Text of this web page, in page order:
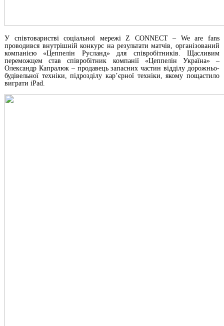
У співтоваристві соціальної мережі Z CONNECT – We are fans
проводився внутрішній конкурс на результати матчів, організований
компанією «Цеппелін Русланд» для співробітників. Щасливим
переможцем став співробітник компанії «Цеппелін Україна» –
Олександр Капралюк – продавець запасних частин відділу дорожньо-
будівельної техніки, підрозділу кар’єрної техніки, якому пощастило
виграти iPad.